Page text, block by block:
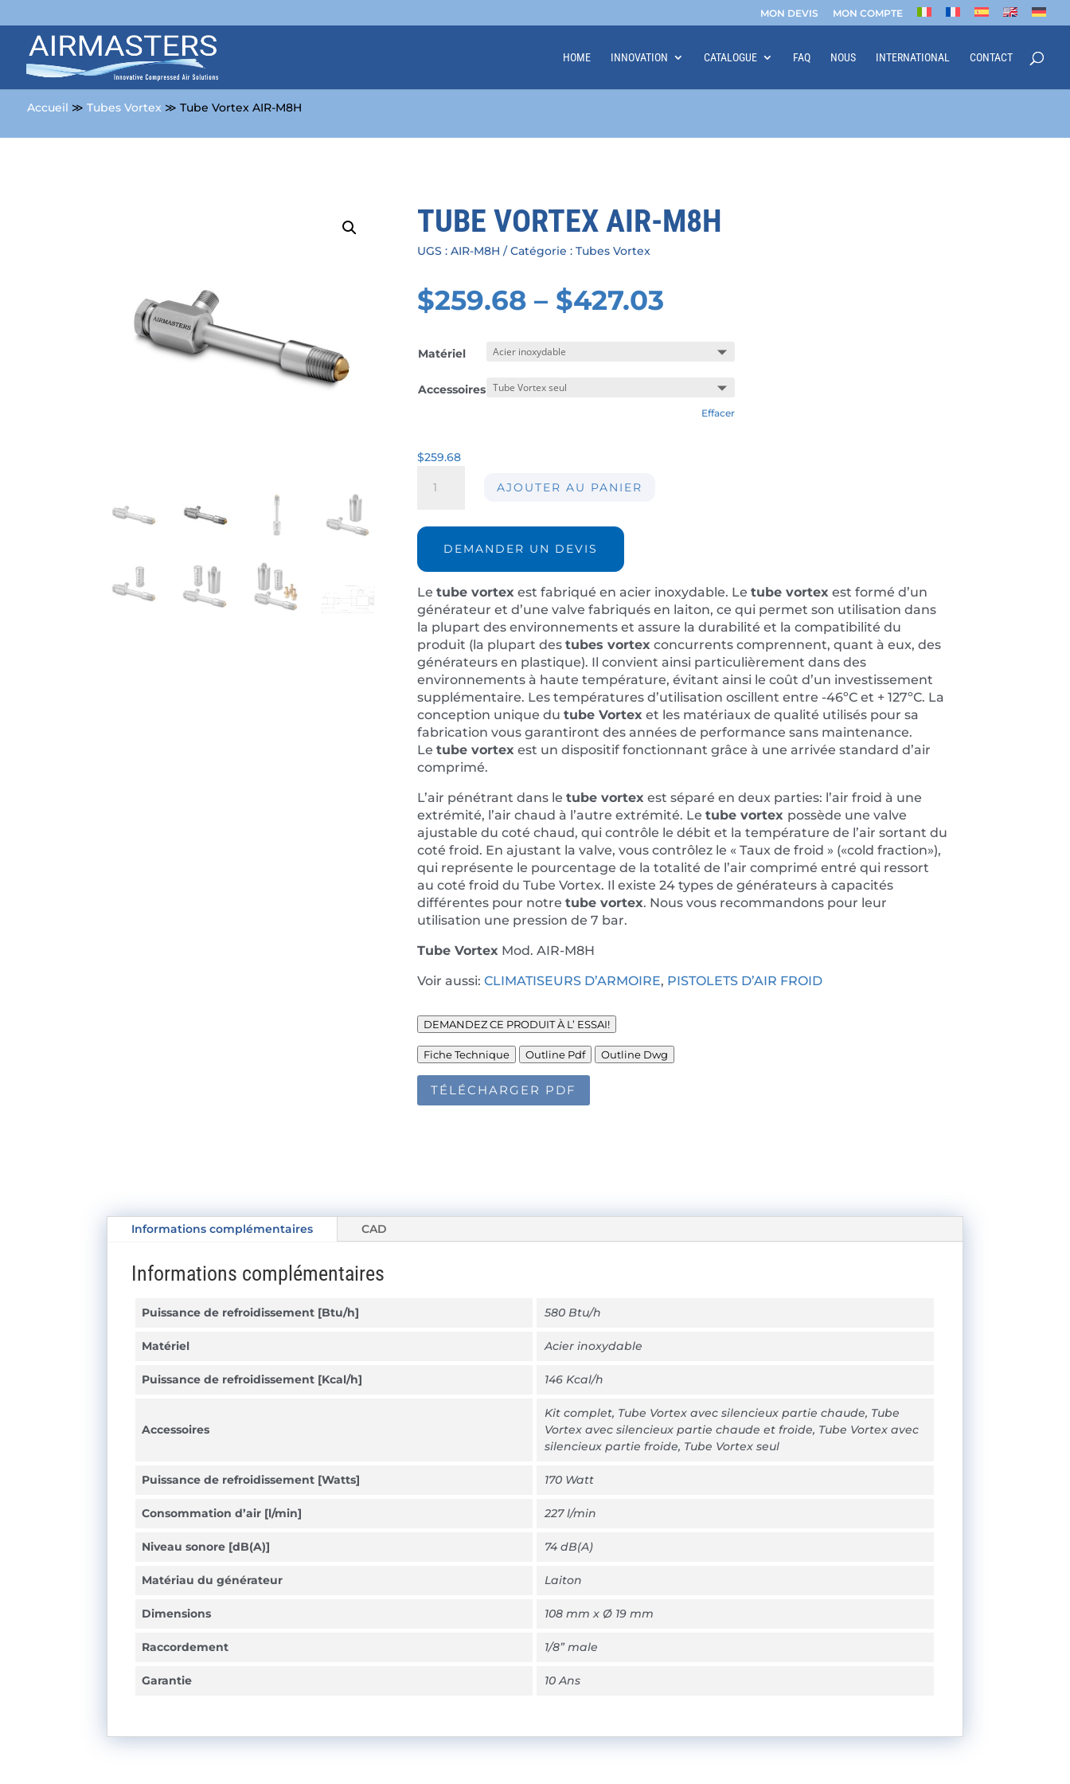
MON DEVIS MON COMPTE
HOME INNOVATION CATALOGUE FAQ NOUS INTERNATIONAL CONTACT
Accueil ≫ Tubes Vortex ≫ Tube Vortex AIR-M8H
TUBE VORTEX AIR-M8H
UGS : AIR-M8H Catégorie : Tubes Vortex
$259.68– $427.03
Matériel
Accessoires
Effacer
$259.68
Vortex
M8H
AJOUTER AU PANIER
DEMANDER UN DEVIS
Le tube vortex est fabriqué en acier inoxydable. Le tube vortex est formé d’un
générateur et d’une valve fabriqués en laiton, ce qui permet son utilisation dans
la plupart des environnements et assure la durabilité et la compatibilité du
produit (la plupart des tubes vortex concurrents comprennent, quant à eux, des
générateurs en plastique). Il convient ainsi particulièrement dans des
environnements à haute température, évitant ainsi le coût d’un investissement
supplémentaire. Les températures d’utilisation oscillent entre -46ºC et + 127ºC. La
conception unique du tube Vortex et les matériaux de qualité utilisés pour sa
fabrication vous garantiront des années de performance sans maintenance.
Le tube vortex est un dispositif fonctionnant grâce à une arrivée standard d’air
comprimé.
L’air pénétrant dans le tube vortex est séparé en deux parties: l’air froid à une
extrémité, l’air chaud à l’autre extrémité. Le tube vortex possède une valve
ajustable du coté chaud, qui contrôle le débit et la température de l’air sortant du
coté froid. En ajustant la valve, vous contrôlez le « Taux de froid » («cold fraction»),
qui représente le pourcentage de la totalité de l’air comprimé entré qui ressort
au coté froid du Tube Vortex. Il existe 24 types de générateurs à capacités
différentes pour notre tube vortex. Nous vous recommandons pour leur
utilisation une pression de 7 bar.
Tube Vortex Mod. AIR-M8H
Voir aussi: CLIMATISEURS D’ARMOIRE, PISTOLETS D’AIR FROID
DEMANDEZ CE PRODUIT À L’ ESSAI!
Fiche Technique Outline Pdf Outline Dwg
TÉLÉCHARGER PDF
Informations complémentaires CAD
Informations complémentaires
Puissance de refroidissement [Btu/h] 580 Btu/h
Matériel Acier inoxydable
Puissance de refroidissement [Kcal/h] 146 Kcal/h
Accessoires
Kit complet, Tube Vortex avec silencieux partie chaude, Tube
Vortex avec silencieux partie chaude et froide, Tube Vortex avec
silencieux partie froide, Tube Vortex seul
Puissance de refroidissement [Watts] 170 Watt
Consommation d’air [l/min] 227 l/min
Niveau sonore [dB(A)] 74 dB(A)
Matériau du générateur Laiton
Dimensions 108 mm x Ø 19 mm
Raccordement 1/8” male
Garantie 10 Ans